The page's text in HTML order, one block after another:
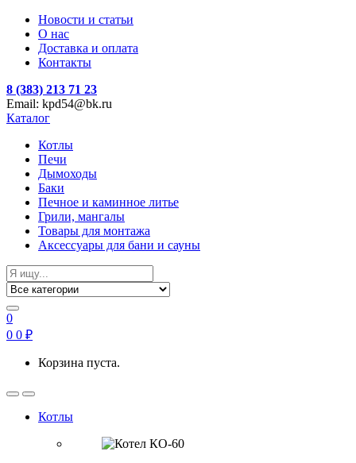
Новости и статьи
О нас
Доставка и оплата
Контакты
8 (383) 213 71 23
Email: kpd54@bk.ru
Каталог
Котлы
Печи
Дымоходы
Баки
Печное и каминное литье
Грили, мангалы
Товары для монтажа
Аксессуары для бани и сауны
Search
for:
0
0 0 ₽
Корзина пуста.
OpenClose
Котлы